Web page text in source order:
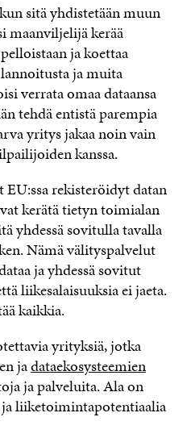
sitä yhdistetään muun
maanviljelijä kerää
ja koettaa
ja muita
verrata omaa dataansa
tehdä entistä parempia
yritys jakaa noin vain
kanssa.
rekisteröidyt datan
kerätä tietyn toimialan
yhdessä sovitulla tavalla
Nämä välityspalvelut
ja yhdessä sovitut
liikesalaisuuksia ei jaeta.
kaikkia.
yrityksiä, jotka
jadataekosysteemien
ja palveluita. Ala on
liiketoimintapotentiaalia